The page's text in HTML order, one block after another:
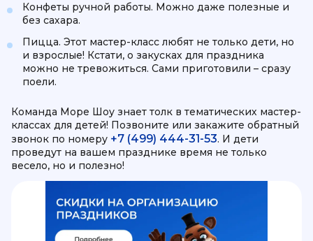
Конфеты ручной работы. Можно даже полезные и
без сахара.
Пицца. Этот мастер-класс любят не только дети, но
и взрослые! Кстати, о закусках для праздника
можно не тревожиться. Сами приготовили – сразу
поели.
Команда Море Шоу знает толк в тематических мастер-
классах для детей! Позвоните или закажите обратный
звонок по номеру +7 (499) 444-31-53. И дети
проведут на вашем празднике время не только
весело, но и полезно!